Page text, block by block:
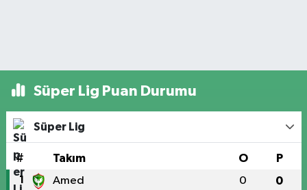
Süper Lig Puan Durumu
Süper Lig
# Takım O P
1 Amed 0 0